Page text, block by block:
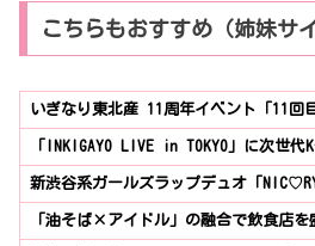
こちらもおすすめ（姉妹サイ
いぎなり東北産 11周年イベント「11回
「INKIGAYO LIVE in TOKYO」に次世代
新渋谷系ガールズラップデュオ「
「油そば×アイドル」の融合で飲食店